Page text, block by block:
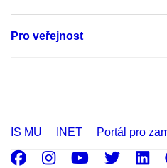
Pro veřejnost
IS MU INET Portál pro
Facebook
Instagram